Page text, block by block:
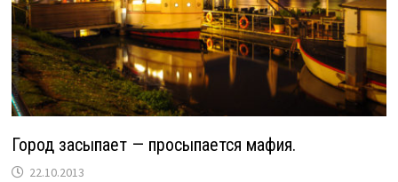
Город засыпает — просыпается мафия.
22.10.2013